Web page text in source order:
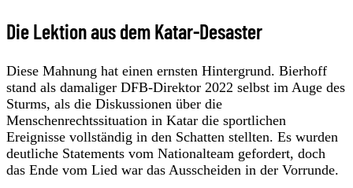
Die Lektion aus dem Katar-Desaster
Diese Mahnung hat einen ernsten Hintergrund. Bierhoff
stand als damaliger DFB-Direktor 2022 selbst im Auge des
Sturms, als die Diskussionen über die
Menschenrechtssituation in Katar die sportlichen
Ereignisse vollständig in den Schatten stellten. Es wurden
deutliche Statements vom Nationalteam gefordert, doch
das Ende vom Lied war das Ausscheiden in der Vorrunde.